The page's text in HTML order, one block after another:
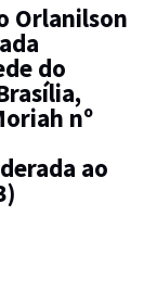
Orlanilson
do
nº
ao